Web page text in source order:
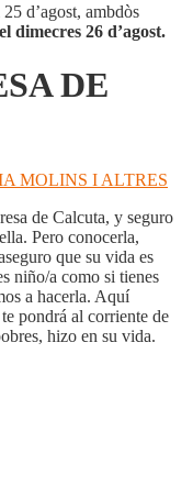
d’agost, ambdòs
dimecres 26 d’agost.
DE
MOLINS I ALTRES
de Calcuta, y seguro
Pero conocerla,
que su vida es
niño/a como si tienes
a hacerla. Aquí
pondrá al corriente de
hizo en su vida.